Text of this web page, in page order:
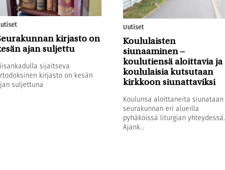
kirjasto on
ajan suljettu
sijaitseva
kirjasto on kesän
suljettuna
Uutiset
Koululaisten
siunaaminen –
koulutiensä aloittavia ja
koululaisia kutsutaan
kirkkoon siunattaviksi
Koulunsa aloittaneita siunataan
seurakunnan eri alueilla
pyhäköissä liturgian yhteydessä.
Ajank...